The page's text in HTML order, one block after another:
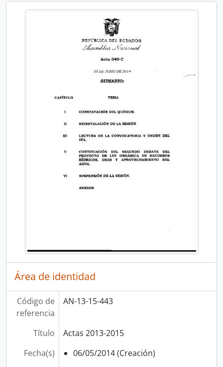
Área de identidad
Código de
referencia
AN-13-15-443
Título
Actas 2013-2015
Fecha(s)
06/05/2014 (Creación)